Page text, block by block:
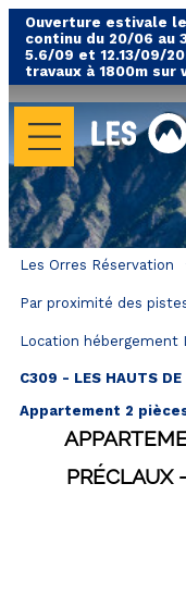
Ouverture estivale
continu du 20/06 au
5.6/09 et 12.13/09/
travaux à 1800m
A proximité
Hôtels -
Les Orres Réservation
Par proximité des
Location hébergement
C309 - LES HAUTS
Appartement 2
PRÉCLAUX